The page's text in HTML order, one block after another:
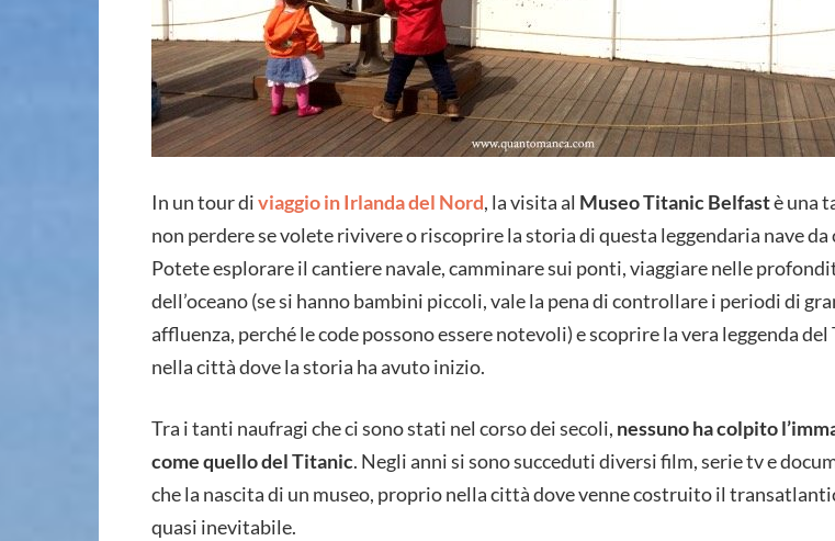
In un tour diviaggio in Irlanda del Nord, la visita al Museo Titanic Belfastè una
non perdere se volete rivivere o riscoprire la storia di questa leggendaria nave da
Potete esplorare il cantiere navale, camminare sui ponti, viaggiare nelle
dell’oceano (se si hanno bambini piccoli, vale la pena di controllare i periodi di
affluenza, perché le code possono essere notevoli) e scoprire la vera leggenda
nella città dove la storia ha avuto inizio.
Tra i tanti naufragi che ci sono stati nel corso dei secoli, nessuno ha colpito
come quello del Titanic. Negli anni si sono succeduti diversi film, serie tv e
che la nascita di un museo, proprio nella città dove venne costruito il
quasi inevitabile.